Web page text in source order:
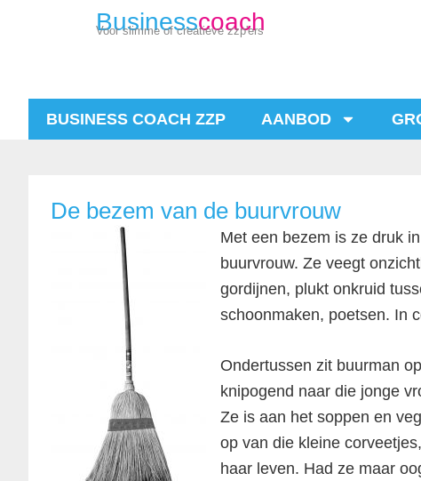
Businesscoach
Voor slimme of creatieve zzp'ers
BUSINESS COACH ZZP AANBOD
De bezem van de buurvrouw
Met een bezem is ze druk
buurvrouw. Ze veegt
gordijnen, plukt onkruid
schoonmaken, poetsen. In
Ondertussen zit buurman
knipogend naar die jonge
Ze is aan het soppen en
op van die kleine
haar leven. Had ze maar